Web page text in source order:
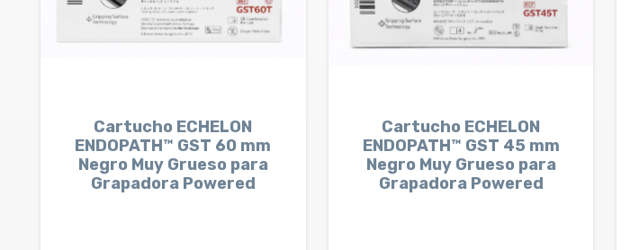
Cartucho ECHELON
ENDOPATH™ GST 60 mm
Negro Muy Grueso para
Grapadora Powered
Cartucho ECHELON
ENDOPATH™ GST 45 mm
Negro Muy Grueso para
Grapadora Powered